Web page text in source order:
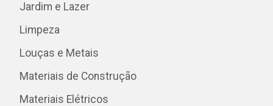
Jardim e Lazer
Limpeza
Louças e Metais
Materiais de Construção
Materiais Elétricos